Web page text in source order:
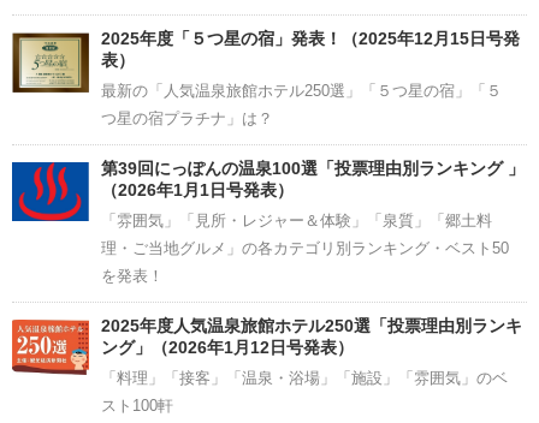
2025年度「５つ星の宿」発表！（2025年12月15日号発
表）
最新の「人気温泉旅館ホテル250選」「５つ星の宿」「５
つ星の宿プラチナ」は？
第39回にっぽんの温泉100選「投票理由別ランキング 」
（2026年1月1日号発表）
「雰囲気」「見所・レジャー＆体験」「泉質」「郷土料
理・ご当地グルメ」の各カテゴリ別ランキング・ベスト50
を発表！
2025年度人気温泉旅館ホテル250選「投票理由別ランキ
ング」（2026年1月12日号発表）
「料理」「接客」「温泉・浴場」「施設」「雰囲気」のベ
スト100軒